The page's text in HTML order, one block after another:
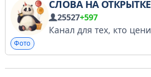
СЛОВА НА ОТКРЫТКЕ
25527+597
Фото